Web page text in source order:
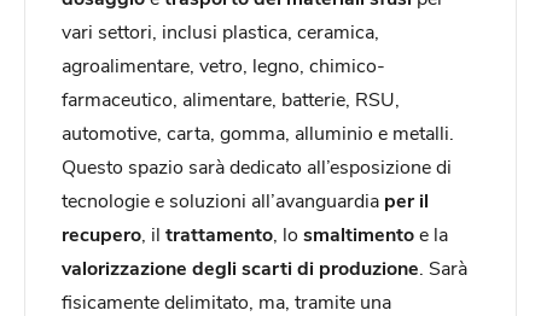
vari settori, inclusi plastica, ceramica,
agroalimentare, vetro, legno, chimico-
farmaceutico, alimentare, batterie, RSU,
automotive, carta, gomma, alluminio e metalli.
Questo spazio sarà dedicato all’esposizione di
tecnologie e soluzioni all’avanguardia per il
recupero, il trattamento, lo smaltimentoe la
valorizzazione degli scarti di produzione. Sarà
fisicamente delimitato, ma, tramite una